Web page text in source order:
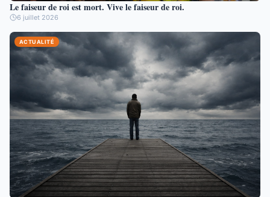
Le faiseur de roi est mort. Vive le faiseur de roi.
6 juillet 2026
ACTUALITÉ